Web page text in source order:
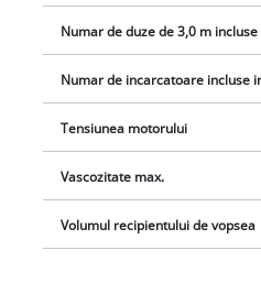
pentru testarea vascozitatii.
Solo se livreaza fara
achizitioneaza separat.
Numar de duze de 3,0 m
Numar de incarcatoare incluse
Tensiunea motorului
Vascozitate max.
Volumul recipientului de vopsea